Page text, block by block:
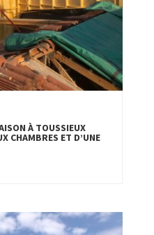
À TOUSSIEUX
CHAMBRES ET D’UNE